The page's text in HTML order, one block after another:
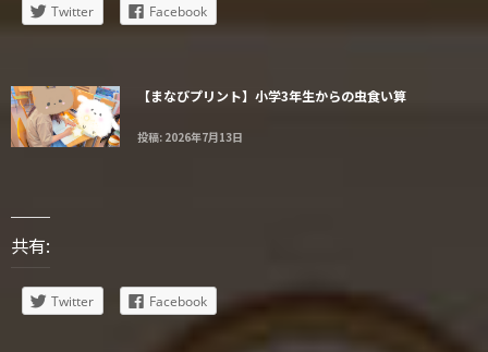
Twitter Facebook
【まなびプリント】小学3年生からの虫食い算
投稿: 2026年7月13日
共有:
Twitter Facebook